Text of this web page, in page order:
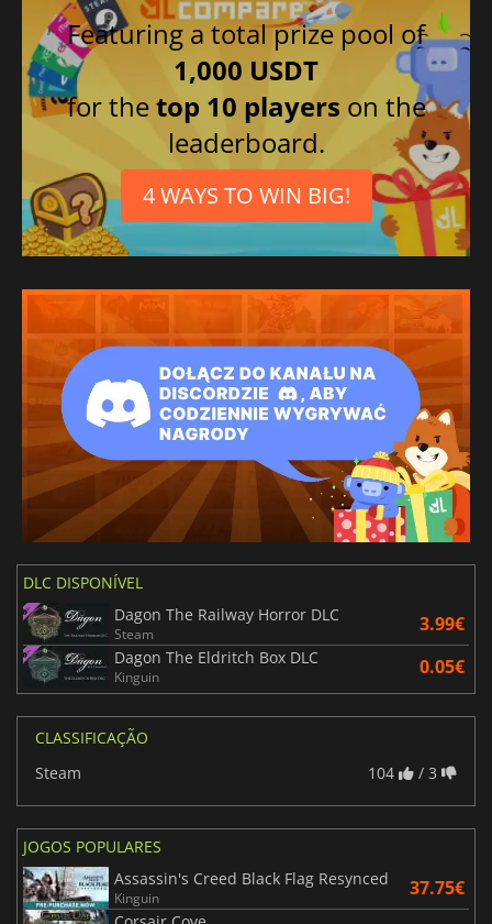
Featuring a total prize pool of
1,000 USDT
for thetop 10 players on the
leaderboard.
4 WAYS TO WIN BIG!
DLC DISPONÍVEL
Dagon The Railway Horror DLC
Steam 3.99€
Dagon The Eldritch Box DLC
Kinguin 0.05€
CLASSIFICAÇÃO
Steam
104 / 3
JOGOS POPULARES
Assassin's Creed Black Flag Resynced
Kinguin 37.75€